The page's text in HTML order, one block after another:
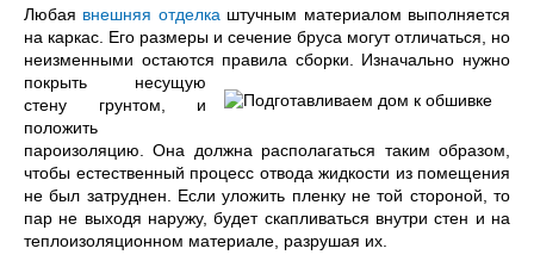
Любая внешняя отделка штучным материалом выполняется
на каркас. Его размеры и сечение бруса могут отличаться, но
неизменными остаются правила сборки. Изначально нужно
покрыть несущую
стену грунтом, и
положить
пароизоляцию. Она должна располагаться таким образом,
чтобы естественный процесс отвода жидкости из помещения
не был затруднен. Если уложить пленку не той стороной, то
пар не выходя наружу, будет скапливаться внутри стен и на
теплоизоляционном материале, разрушая их.